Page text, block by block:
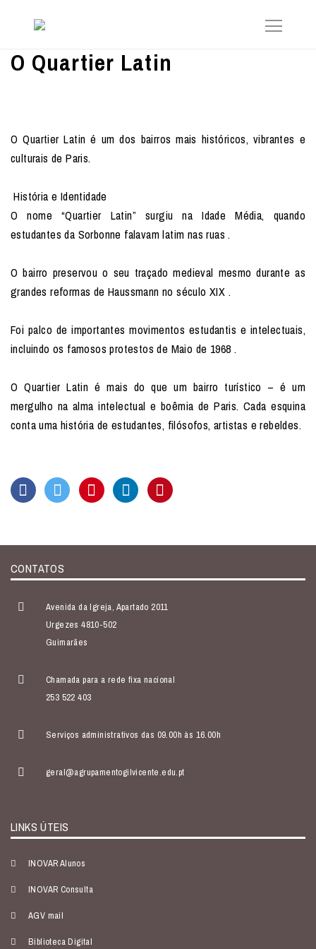
O Quartier Latin
O Quartier Latin é um dos bairros mais históricos, vibrantes e
culturais de Paris.
História e Identidade
O nome “Quartier Latin” surgiu na Idade Média, quando
estudantes da Sorbonne falavam latim nas ruas .
O bairro preservou o seu traçado medieval mesmo durante as
grandes reformas de Haussmann no século XIX .
Foi palco de importantes movimentos estudantis e intelectuais,
incluindo os famosos protestos de Maio de 1968 .
O Quartier Latin é mais do que um bairro turístico – é um
mergulho na alma intelectual e boêmia de Paris. Cada esquina
conta uma história de estudantes, filósofos, artistas e rebeldes.
CONTATOS
Avenida da Igreja, Apartado 2011
Urgezes 4810-502
Guimarães
Chamada para a rede fixa nacional
253 522 403
Serviços administrativos das 09.00h às 16.00h
geral@agrupamentogilvicente.edu.pt
LINKS ÚTEIS
INOVAR Alunos
INOVAR Consulta
AGV mail
Biblioteca Digital